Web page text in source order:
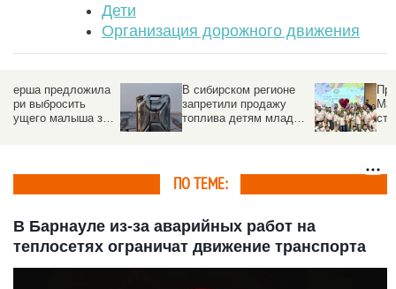
Дети
Организация дорожного движения
В сибирском регионе
запретили продажу
топлива детям младше
Произвели фурор.
Маленькие барнаульцы
стали победителями
Российского летнего
ПО ТЕМЕ:
В Барнауле из-за аварийных работ на
теплосетях ограничат движение транспорта